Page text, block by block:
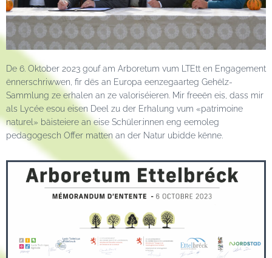
De 6. Oktober 2023 gouf am Arboretum vum LTEtt en Engagement
ënnerschriwwen, fir dës an Europa eenzegaarteg Gehëlz-
Sammlung ze erhalen an ze valoriséieren. Mir freeën eis, dass mir
als Lycée esou eisen Deel zu der Erhalung vum «patrimoine
naturel» bäisteiere an eise Schüler:innen eng eemoleg
pedagogesch Offer matten an der Natur ubidde kënne.